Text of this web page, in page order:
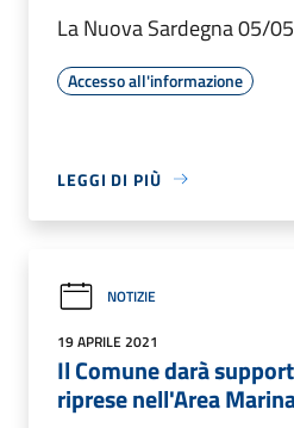
La Nuova Sardegna 05/
Accesso all'informazione
LEGGI DI PIÙ
NOTIZIE
19 APRILE 2021
Il Comune darà
riprese nell'Area